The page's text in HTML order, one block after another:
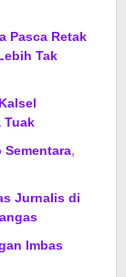
Pasca Retak
Tak
Jurnalis di
Imbas